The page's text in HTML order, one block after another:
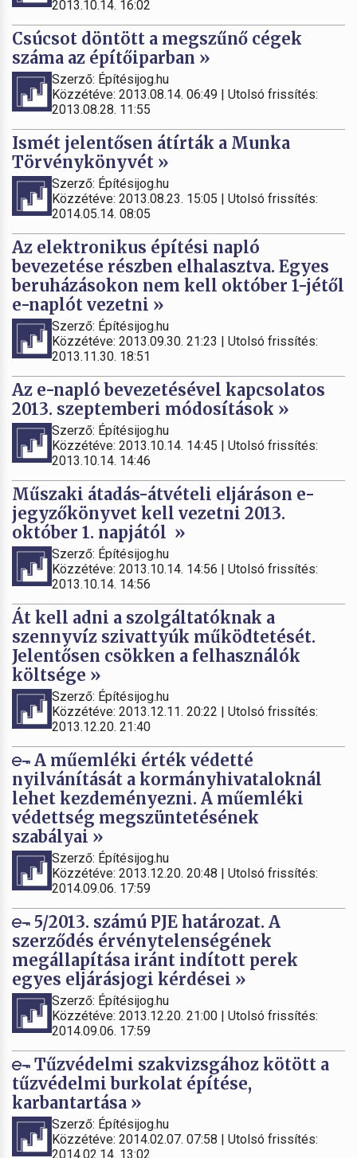
2013.10.14. 16:02
Csúcsot döntött a megszűnő cégek
száma az építőiparban »
Szerző: Építésijog.hu
Közzétéve: 2013.08.14. 06:49 | Utolsó frissítés:
2013.08.28. 11:55
Ismét jelentősen átírták a Munka
Törvénykönyvét »
Szerző: Építésijog.hu
Közzétéve: 2013.08.23. 15:05 | Utolsó frissítés:
2014.05.14. 08:05
Az elektronikus építési napló
bevezetése részben elhalasztva. Egyes
beruházásokon nem kell október 1-jétől
e-naplót vezetni »
Szerző: Építésijog.hu
Közzétéve: 2013.09.30. 21:23 | Utolsó frissítés:
2013.11.30. 18:51
Az e-napló bevezetésével kapcsolatos
2013. szeptemberi módosítások »
Szerző: Építésijog.hu
Közzétéve: 2013.10.14. 14:45 | Utolsó frissítés:
2013.10.14. 14:46
Műszaki átadás-átvételi eljáráson e-
jegyzőkönyvet kell vezetni 2013.
október 1. napjától »
Szerző: Építésijog.hu
Közzétéve: 2013.10.14. 14:56 | Utolsó frissítés:
2013.10.14. 14:56
Át kell adni a szolgáltatóknak a
szennyvíz szivattyúk működtetését.
Jelentősen csökken a felhasználók
költsége »
Szerző: Építésijog.hu
Közzétéve: 2013.12.11. 20:22 | Utolsó frissítés:
2013.12.20. 21:40
A műemléki érték védetté
nyilvánítását a kormányhivataloknál
lehet kezdeményezni. A műemléki
védettség megszüntetésének
szabályai »
Szerző: Építésijog.hu
Közzétéve: 2013.12.20. 20:48 | Utolsó frissítés:
2014.09.06. 17:59
5/2013. számú PJE határozat. A
szerződés érvénytelenségének
megállapítása iránt indított perek
egyes eljárásjogi kérdései »
Szerző: Építésijog.hu
Közzétéve: 2013.12.20. 21:00 | Utolsó frissítés:
2014.09.06. 17:59
Tűzvédelmi szakvizsgához kötött a
tűzvédelmi burkolat építése,
karbantartása »
Szerző: Építésijog.hu
Közzétéve: 2014.02.07. 07:58 | Utolsó frissítés:
2014.02.14. 13:02